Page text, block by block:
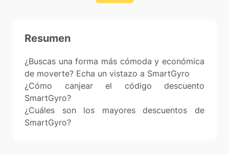
Resumen
¿Buscas una forma más cómoda y económica
de moverte? Echa un vistazo a SmartGyro
¿Cómo canjear el código descuento
SmartGyro?
¿Cuáles son los mayores descuentos de
SmartGyro?